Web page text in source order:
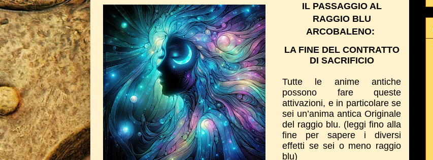
IL PASSAGGIO AL
RAGGIO BLU
ARCOBALENO:
LA FINE DEL CONTRATTO
DI SACRIFICIO
Tutte le anime antiche
possono fare queste
attivazioni, e in particolare se
sei un’anima antica Originale
del raggio blu. (leggi fino alla
fine per sapere i diversi
effetti se sei o meno raggio
blu)